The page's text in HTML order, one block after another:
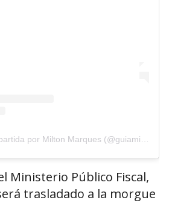
Una publicación compartida por Milton Marques (@guiamiltonmarques)
Ministerio Público Fiscal,
trasladado a la morgue